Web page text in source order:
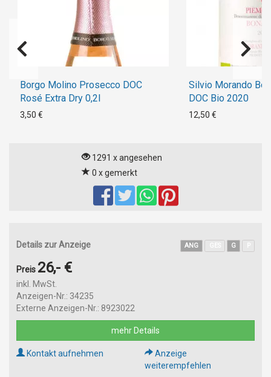
Borgo Molino Prosecco DOC
Rosé Extra Dry 0,2l
3,50 €
Silvio Morando
DOC Bio 2020
12,50 €
1291 x angesehen
0 x gemerkt
Details zur Anzeige ANG G
Preis 26,- €
inkl. MwSt.
Anzeigen-Nr.: 34235
Externe Anzeigen-Nr.: 8923022
mehr Details
Kontakt aufnehmen
Anzeige
weiterempfehlen